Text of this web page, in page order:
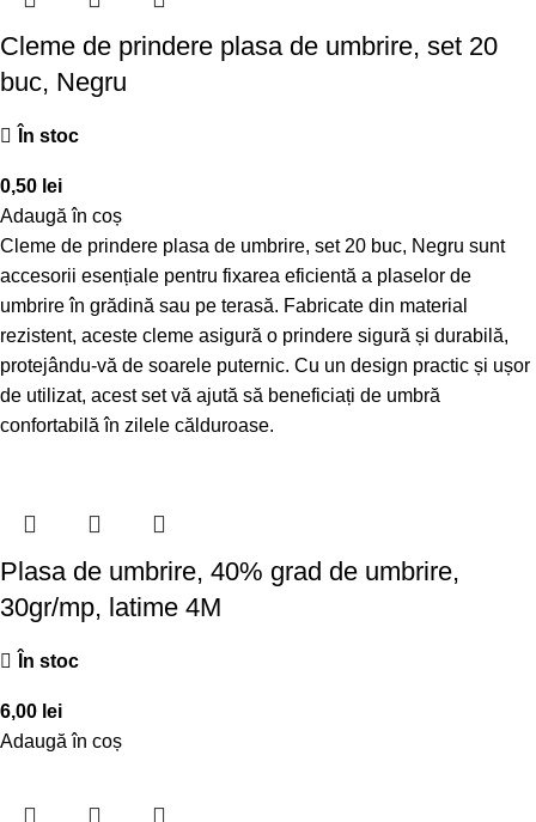
Cleme de prindere plasa de umbrire, set 20
buc, Negru
În stoc
0,50 lei
Adaugă în coș
Cleme de prindere plasa de umbrire, set 20 buc, Negru sunt
accesorii esențiale pentru fixarea eficientă a plaselor de
umbrire în grădină sau pe terasă. Fabricate din material
rezistent, aceste cleme asigură o prindere sigură și durabilă,
protejându-vă de soarele puternic. Cu un design practic și ușor
de utilizat, acest set vă ajută să beneficiați de umbră
confortabilă în zilele călduroase.
Plasa de umbrire, 40% grad de umbrire,
30gr/mp, latime 4M
În stoc
6,00 lei
Adaugă în coș